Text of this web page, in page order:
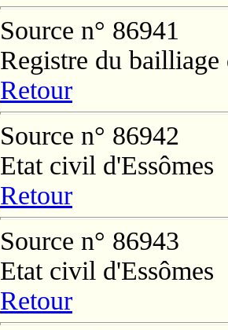
Source n° 86941
Registre du
Retour
Source n° 86942
Etat civil d'Essômes
Retour
Source n° 86943
Etat civil d'Essômes
Retour